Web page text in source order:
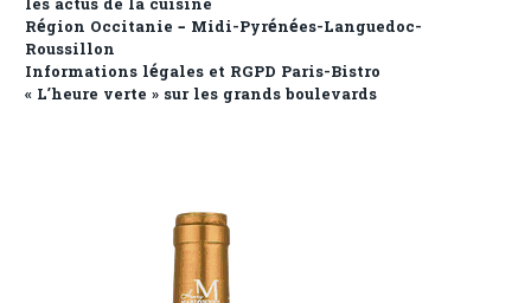
les actus de la cuisine
Région Occitanie – Midi-Pyrénées-Languedoc-
Roussillon
Informations légales et RGPD Paris-Bistro
« L’heure verte » sur les grands boulevards